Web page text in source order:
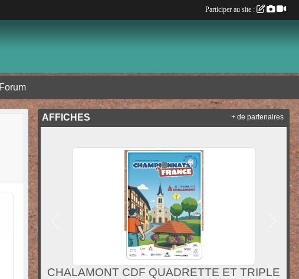
Forum
AFFICHES
CHALAMONT CDF QUADRETTE ET TRIPLE
+ de partenaires
Participer au site :